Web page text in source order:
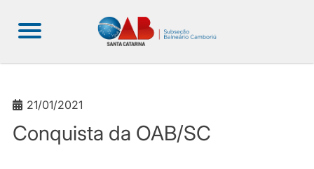
21/01/2021
Conquista da OAB/SC